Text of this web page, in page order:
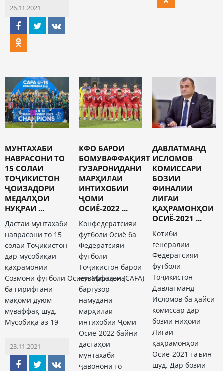
26.11.2021
МУНТАХАБИ
НАВРАСОНИ ТО
15 СОЛАИ
ТОҶИКИСТОН
ҶОИЗАДОРИ
МЕДАЛҲОИ
НУҚРАИ ...
Дастаи мунтахаби
наврасони то 15
солаи Тоҷикистон
дар мусобиқаи
қаҳрамонии
Созмони футболи Осиёи Марказӣ (CAFA)
ба гирифтани
мақоми дуюм
муваффақ шуд.
Мусобиқа аз 19
23.11.2021
КФО БАРОИ
БОМУВАФФАҚИЯТ
ГУЗАРОНИДАНИ
МАРҲИЛАИ
ИНТИХОБИИ
ҶОМИ
ОСИЁ-2022 ...
Конфедератсияи
футболи Осиё ба
Федератсияи
футболи
Тоҷикистон барои
муваффақона
баргузор
намудани
марҳилаи
интихобии Ҷоми
Осиё-2022 байни
дастаҳои
мунтахаби
ҷавонони то
ДАВЛАТМАНД
ИСЛОМОВ
КОМИССАРИ
БОЗИИ
ФИНАЛИИ
ЛИГАИ
ҚАҲРАМОНҲОИ
ОСИЁ-2021 ...
Котиби
генералии
Федератсияи
футболи
Тоҷикистон
Давлатманд
Исломов ба ҳайси
комиссар дар
бозии ниҳоии
Лигаи
қаҳрамонҳои
Осиё-2021 таъин
шуд. Дар бозии